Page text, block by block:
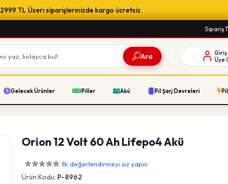
2999 TL Üzeri siparişlerinizde kargo ücretsiz.
Sipariş
Ara
Giriş
Üye
Gelecek Ürünler Piller Akü Pil Şarj Devreleri
Orion 12 Volt 60 Ah Lifepo4 Akü
İlk değerlendirmeyi siz yapın
Ürün Kodu: P-8962